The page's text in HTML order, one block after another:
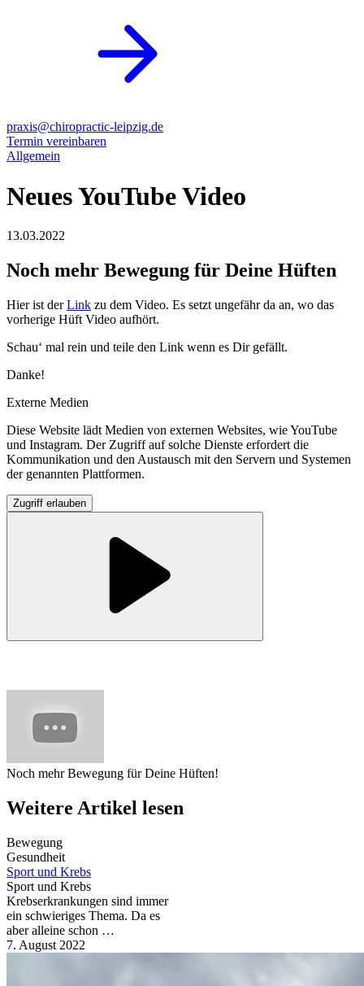
praxis@chiropractic-leipzig.de
Termin vereinbaren
Allgemein
Neues YouTube Video
13.03.2022
Noch mehr Bewegung für Deine Hüften
Hier ist derLink zu dem Video. Es setzt ungefähr da an, wo das
vorherige Hüft Video aufhört.
Schau‘ mal rein und teile den Link wenn es Dir gefällt.
Danke!
Externe Medien
Diese Website lädt Medien von externen Websites, wie YouTube
und Instagram. Der Zugriff auf solche Dienste erfordert die
Kommunikation und den Austausch mit den Servern und Systemen
der genannten Plattformen.
Zugriff erlauben
Noch mehr Bewegung für Deine Hüften!
Weitere Artikel lesen
Bewegung
Gesundheit
Sport und Krebs
Sport und Krebs
Krebserkrankungen sind immer
ein schwieriges Thema. Da es
aber alleine schon …
7. August 2022